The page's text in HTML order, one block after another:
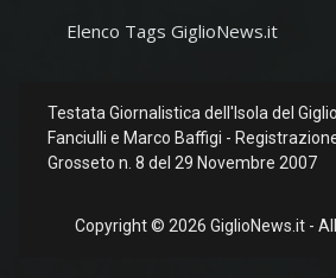
Elenco Tags GiglioNews.it
Testata Giornalistica dell'Isola del
Fanciulli e Marco Baffigi -
Grosseto n. 8 del 29 Novembre 2007
Copyright © 2026 GiglioNews.it -